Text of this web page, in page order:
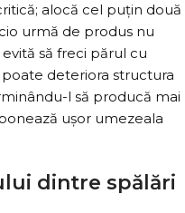
alocă cel puțin două
urmă de produs nu
să freci părul cu
deteriora structura
l să producă mai
ușor umezeala
dintre spălări